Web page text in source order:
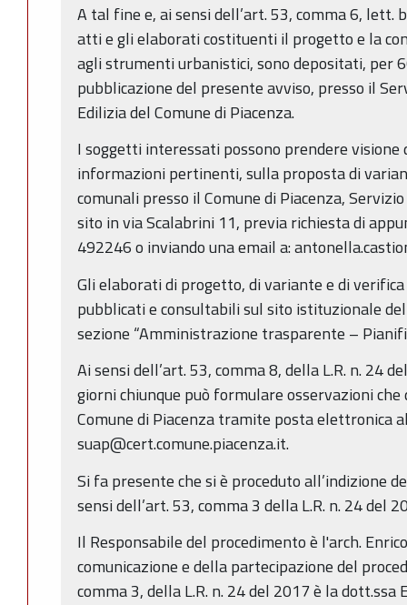
A tal fine e, ai sensi dell’art. 53, comma 6, lett.
atti e gli elaborati costituenti il progetto e la
agli strumenti urbanistici, sono depositati, per
pubblicazione del presente avviso, presso il
Edilizia del Comune di Piacenza.
I soggetti interessati possono prendere
informazioni pertinenti, sulla proposta di
comunali presso il Comune di Piacenza,
sito in via Scalabrini 11, previa richiesta di
492246 o inviando una email a:
Gli elaborati di progetto, di variante e di verifica
pubblicati e consultabili sul sito istituzionale
sezione “Amministrazione trasparente –
Ai sensi dell’art. 53, comma 8, della L.R. n. 24
giorni chiunque può formulare osservazioni
Comune di Piacenza tramite posta elettronica
suap@cert.comune.piacenza.it.
Si fa presente che si è proceduto all’indizione
sensi dell’art. 53, comma 3 della L.R. n. 24 del
Il Responsabile del procedimento è l'arch.
comunicazione e della partecipazione del
comma 3, della L.R. n. 24 del 2017 è la